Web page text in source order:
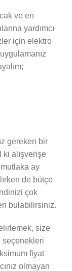
ve en
yardımcı
için elektro
gereken bir
ki alışverişe
mutlaka ay
de bütçe
çok
bulabilirsiniz.
size
seçenekleri
fiyat
olmayan